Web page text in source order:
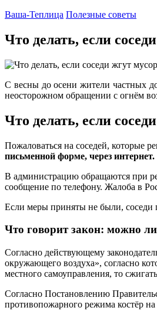
Ваша-Теплица Полезные советы
Что делать, если
С весны до осени жители частных
неосторожном обращении с огнём
Что делать, если
Пожаловаться на соседей, которые
письменной форме, через интернет.
В администрацию обращаются при
сообщение по телефону. Жалоба в
Если меры приняты не были, соседи
Что говорит закон: можно
Согласно действующему
окружающего воздуха», согласно
местного самоуправления, то
Согласно Постановлению
противопожарного режима костёр на